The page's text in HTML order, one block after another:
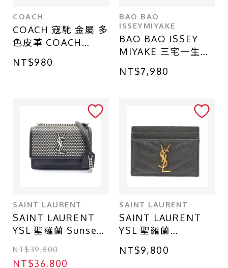
COACH
COACH 寇馳 金屬 多
色皮革 COACH
Logo 掛飾
NT$980
BAO BAO
ISSEYMIYAKE
BAO BAO ISSEY
MIYAKE 三宅一生
Mini 手提包 紅色
PVC帆布
NT$7,980
SAINT LAURENT
SAINT LAURENT
YSL 聖羅蘭 Sunset
背包 黑色 牛皮 鉚釘
NT$39,800
NT$36,800
SAINT LAURENT
SAINT LAURENT
YSL 聖羅蘭
Cassandre
Matelasse 卡片夾
NT$9,800